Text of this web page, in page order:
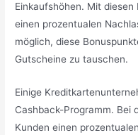
Einkaufshöhen. Mit
einen prozentualen
möglich, diese
Gutscheine zu tauschen.
Einige
Cashback-Programm. Bei
Kunden einen